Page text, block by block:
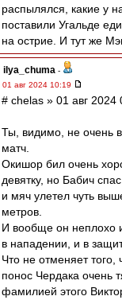
распылялся, какие у
поставили Угальде
на острие. И тут же
ilya_chuma -
01 авг 2024 10:19
# chelas » 01 авг 2024
Ты, видимо, не очень
матч.
Окишор бил очень
девятку, но Бабич
и мяч улетел чуть
метров.
И вообще он неплохо
в нападении, и в
Что не отменяет того,
понос Чердака очень
фамилией этого